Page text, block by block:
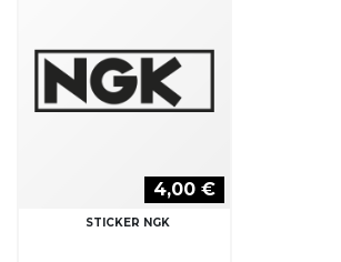
4,00 €
STICKER NGK